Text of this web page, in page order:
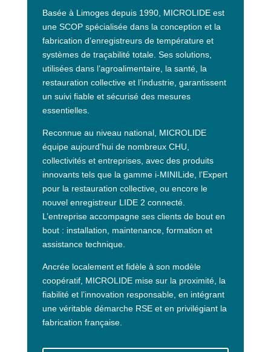
Basée à Limoges depuis 1990, MICROLIDE est
une SCOP spécialisée dans la conception et la
fabrication d’enregistreurs de température et
systèmes de traçabilité totale. Ses solutions,
utilisées dans l’agroalimentaire, la santé, la
restauration collective et l’industrie, garantissent
un suivi fiable et sécurisé des mesures
essentielles.
Reconnue au niveau national, MICROLIDE
équipe aujourd’hui de nombreux CHU,
collectivités et entreprises, avec des produits
innovants tels que la gamme i-MINILide, l’Expert
pour la restauration collective, ou encore le
nouvel enregistreur LIDE 2 connecté.
L’entreprise accompagne ses clients de bout en
bout : installation, maintenance, formation et
assistance technique.
Ancrée localement et fidèle à son modèle
coopératif, MICROLIDE mise sur la proximité, la
fiabilité et l’innovation responsable, en intégrant
une véritable démarche RSE et en privilégiant la
fabrication française.